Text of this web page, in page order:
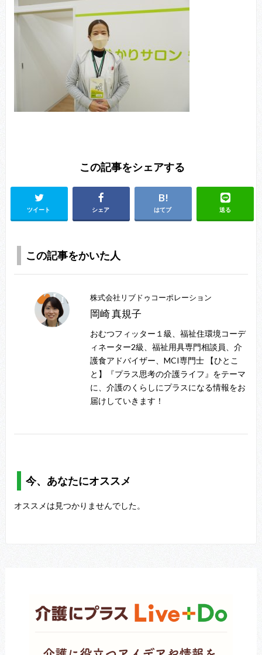
この記事をシェアする
ツイート シェア はてブ 送る
この記事をかいた人
株式会社リブドゥコーポレーション
岡崎 真規子
おむつフィッター１級、福祉住環境コーデ
ィネーター2級、福祉用具専門相談員、介
護食アドバイザー、MCI専門士 【ひとこ
と】『プラス思考の介護ライフ』をテーマ
に、介護のくらしにプラスになる情報をお
届けしていきます！
今、あなたにオススメ
オススメは見つかりませんでした。